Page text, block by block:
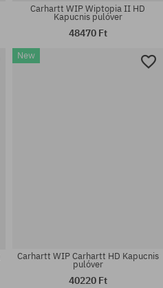
Elérhető méretek:
Carhartt WIP Wiptopia II HD
Kapucnis pulóver
48470 Ft
New
Carhartt WIP Carhartt HD Kapucnis
pulóver
40220 Ft